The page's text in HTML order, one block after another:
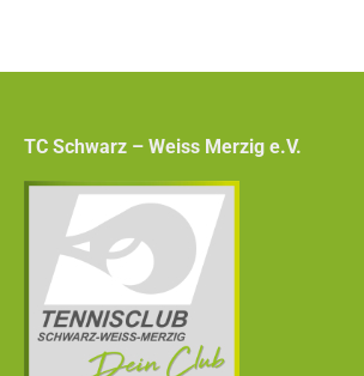
TC Schwarz – Weiss Merzig e.V.